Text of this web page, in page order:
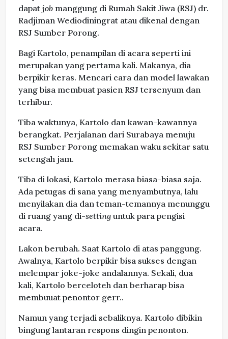
dapat job manggung di Rumah Sakit Jiwa (RSJ) dr.
Radjiman Wediodiningrat atau dikenal dengan
RSJ Sumber Porong.
Bagi Kartolo, penampilan di acara seperti ini
merupakan yang pertama kali. Makanya, dia
berpikir keras. Mencari cara dan model lawakan
yang bisa membuat pasien RSJ tersenyum dan
terhibur.
Tiba waktunya, Kartolo dan kawan-kawannya
berangkat. Perjalanan dari Surabaya menuju
RSJ Sumber Porong memakan waku sekitar satu
setengah jam.
Tiba di lokasi, Kartolo merasa biasa-biasa saja.
Ada petugas di sana yang menyambutnya, lalu
menyilakan dia dan teman-temannya menunggu
di ruang yang di-setting untuk para pengisi
acara.
Lakon berubah. Saat Kartolo di atas panggung.
Awalnya, Kartolo berpikir bisa sukses dengan
melempar joke-joke andalannya. Sekali, dua
kali, Kartolo berceloteh dan berharap bisa
membuuat penontor gerr..
Namun yang terjadi sebaliknya. Kartolo dibikin
bingung lantaran respons dingin penonton.